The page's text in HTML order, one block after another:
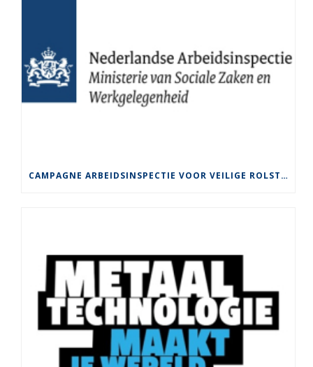
CAMPAGNE ARBEIDSINSPECTIE VOOR VEILIGE ROLSTEIGERS